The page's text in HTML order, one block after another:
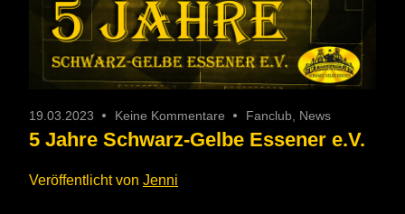
19.03.2023 Keine Kommentare Fanclub News
5 Jahre Schwarz-Gelbe Essener e.V.
Veröffentlicht von Jenni